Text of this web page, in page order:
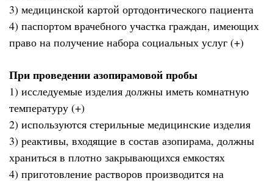
3) медицинской картой ортодонтического пациента
4) паспортом врачебного участка граждан, имеющих
право на получение набора социальных услуг (+)
При проведении азопирамовой пробы
1) исследуемые изделия должны иметь комнатную
температуру (+)
2) используются стерильные медицинские изделия
3) реактивы, входящие в состав азопирама, должны
храниться в плотно закрывающихся емкостях
4) приготовление растворов производится на